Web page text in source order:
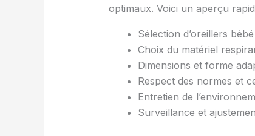
optimaux. Voici un aperçu
Sélection d’oreillers
Choix du matériel
Dimensions et forme
Respect des normes et
Entretien de
Surveillance et